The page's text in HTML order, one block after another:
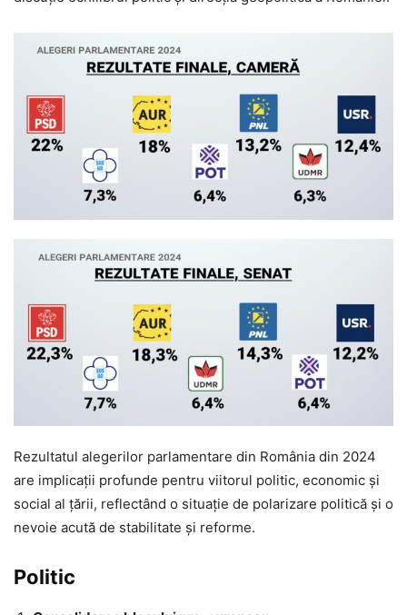
Rezultatul alegerilor parlamentare din România din 2024
are implicații profunde pentru viitorul politic, economic și
social al țării, reflectând o situație de polarizare politică și o
nevoie acută de stabilitate și reforme.
Politic